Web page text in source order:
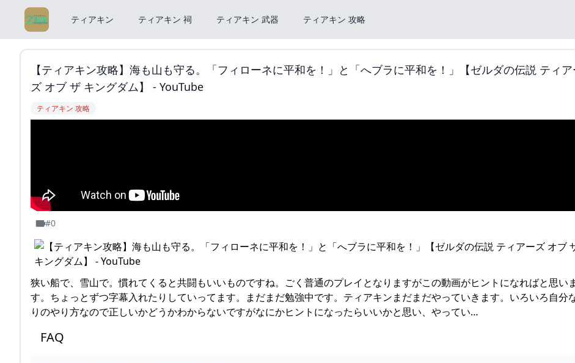
ティアキン ティアキン 祠 ティアキン 武器 ティアキン 攻略
【ティアキン攻略】海も山も守る。「フィローネに平和を！」と「へブラに平和を！」【ゼルダの伝説 ティア
ズ オブ ザ キングダム】 - YouTube
ティアキン 攻略
#0
狭い船で、雪山で。慣れてくると共闘もいいものですね。ごく普通のプレイとなりますがこの動画がヒントになればと思いま
す。ちょっとずつ字幕入れたりしていってます。まだまだ勉強中です。ティアキンまだまだやっていきます。いろいろ自分
りのやり方なので正しいかどうかわからないですがなにかヒントになったらいいかと思い、やってい…
FAQ